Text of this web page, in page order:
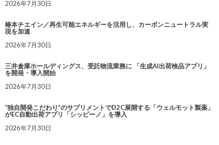
2026年7月30日
椿本チエイン／再生可能エネルギーを活用し、カーボンニュートラル実
現を加速
2026年7月30日
三井倉庫ホールディングス、受託物流業務に 「生成AI出荷検品アプリ」
を開発・導入開始
2026年7月30日
“独自開発こだわり”のサプリメントでD2C展開する「ウェルモット製薬」
がEC自動出荷アプリ「シッピーノ」を導入
2026年7月30日